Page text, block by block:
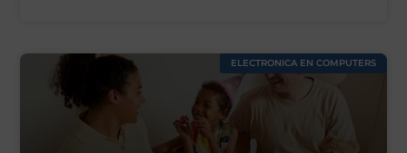
ELECTRONICA EN COMPUTERS